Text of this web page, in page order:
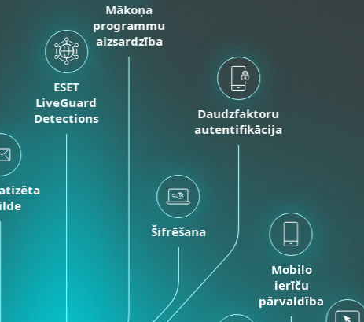
ESET
LiveGuard
Detections
Mākoņa
programmu
aizsardzība
Šifrēšana
Daudzfaktoru
autentifikācija
Mobilo
ierīču
pārvaldība